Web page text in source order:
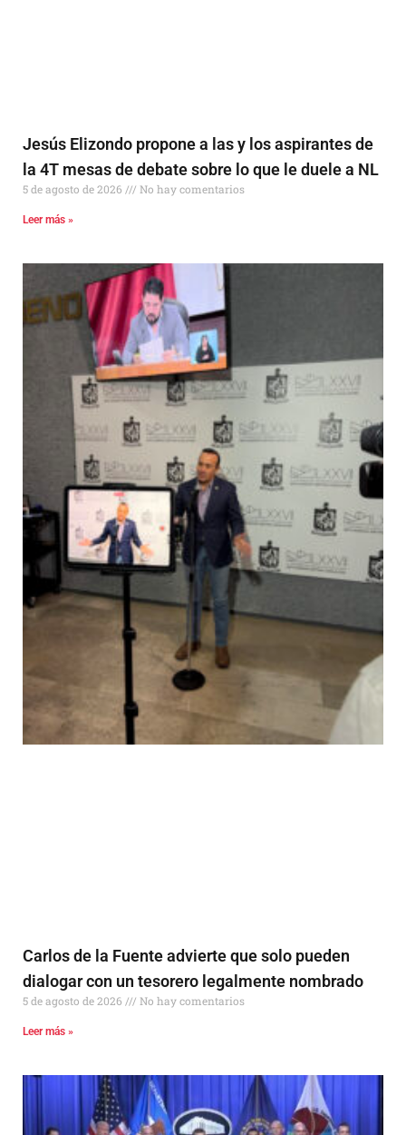
Jesús Elizondo propone a las y los aspirantes de
la 4T mesas de debate sobre lo que le duele a NL
5 de agosto de 2026 No hay comentarios
Leer más »
Carlos de la Fuente advierte que solo pueden
dialogar con un tesorero legalmente nombrado
5 de agosto de 2026 No hay comentarios
Leer más »